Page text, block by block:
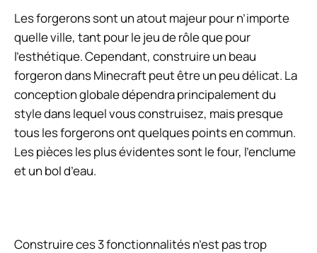
Les forgerons sont un atout majeur pour n’importe
quelle ville, tant pour le jeu de rôle que pour
l’esthétique. Cependant, construire un beau
forgeron dans Minecraft peut être un peu délicat. La
conception globale dépendra principalement du
style dans lequel vous construisez, mais presque
tous les forgerons ont quelques points en commun.
Les pièces les plus évidentes sont le four, l’enclume
et un bol d’eau.
Construire ces 3 fonctionnalités n’est pas trop